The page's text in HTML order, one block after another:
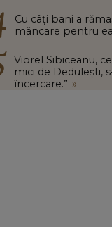
Cu câți bani a
mâncare pentru
Viorel Sibiceanu,
mici de Dedulești,
încercare.” »